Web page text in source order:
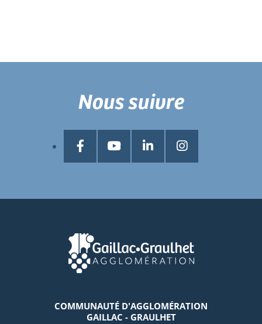
COMMUNAUTÉ D'AGGLOMÉRATION
GAILLAC - GRAULHET
Nous suivre